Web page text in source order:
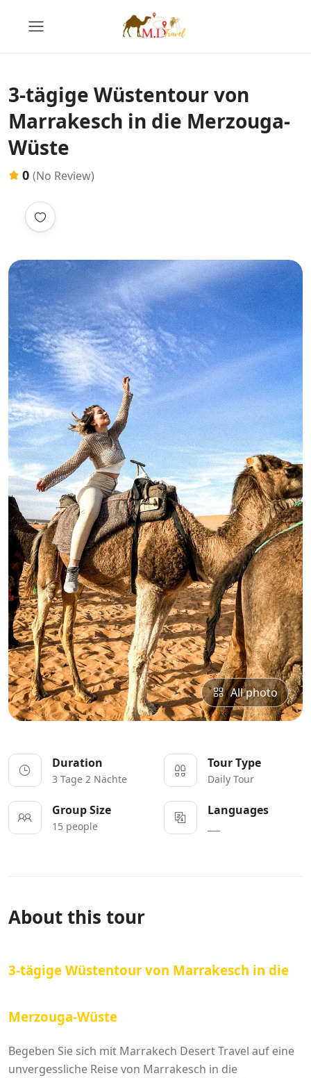
3-tägige Wüstentour von
Marrakesch in die Merzouga-
Wüste
0 (No Review)
All photo
Duration
3 Tage 2 Nächte
Tour Type
Daily Tour
Group Size
15 people
Languages
About this tour
3-tägige Wüstentour von Marrakesch in die
Merzouga-Wüste
Begeben Sie sich mit Marrakech Desert Travel auf eine
unvergessliche Reise von Marrakesch in die